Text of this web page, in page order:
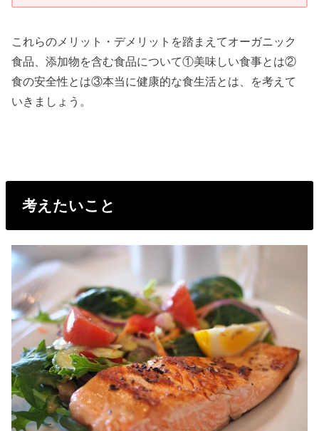
これらのメリット・デメリットを踏まえてオーガニック
食品、添加物を含む食品について①美味しい食事とは②
食の安全性とは③本当に健康的な食生活とは、を考えて
いきましょう。
考えたいこと